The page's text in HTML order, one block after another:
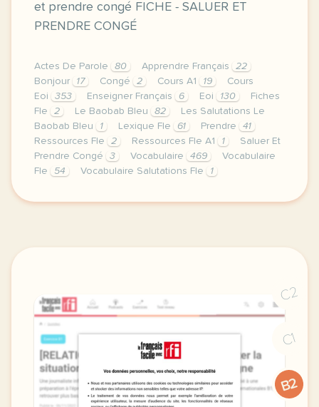
et prendre congé FICHE - SALUER ET
PRENDRE CONGÉ
Actes De Parole 80 Apprendre Français
22
Bonjour
17 Congé 2 Cours A1 19
Cours
Eoi
353 Enseigner Français 6 Eoi 130
Fiches
Fle
2 Le Baobab Bleu 82
Les Salutations Le
Baobab Bleu
1 Lexique Fle 61 Prendre
41
Ressources Fle
2 Ressources Fle A1 1
Saluer Et
Prendre Congé
3 Vocabulaire 469
Vocabulaire
Fle
54 Vocabulaire Salutations Fle 1
image pixabay comvoici une petite fiche de
C2
C1
B2